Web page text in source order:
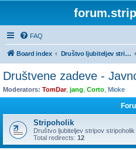
FAQ
Board index Društvo ljubiteljev stripov STRIPOHOLIK
Društvene zadeve -
Moderators: TomDar, jang Corto Mioke
Stripoholik
Društvo ljubiteljev stripov stripoholik
Total redirects: 12